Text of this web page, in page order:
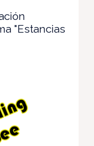
"Estancias